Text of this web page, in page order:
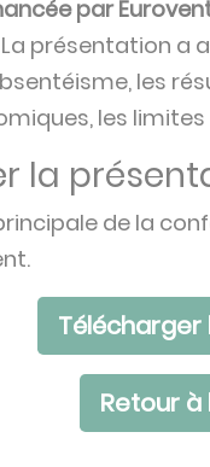
par
présentation a
les
les
la
de la
Retour